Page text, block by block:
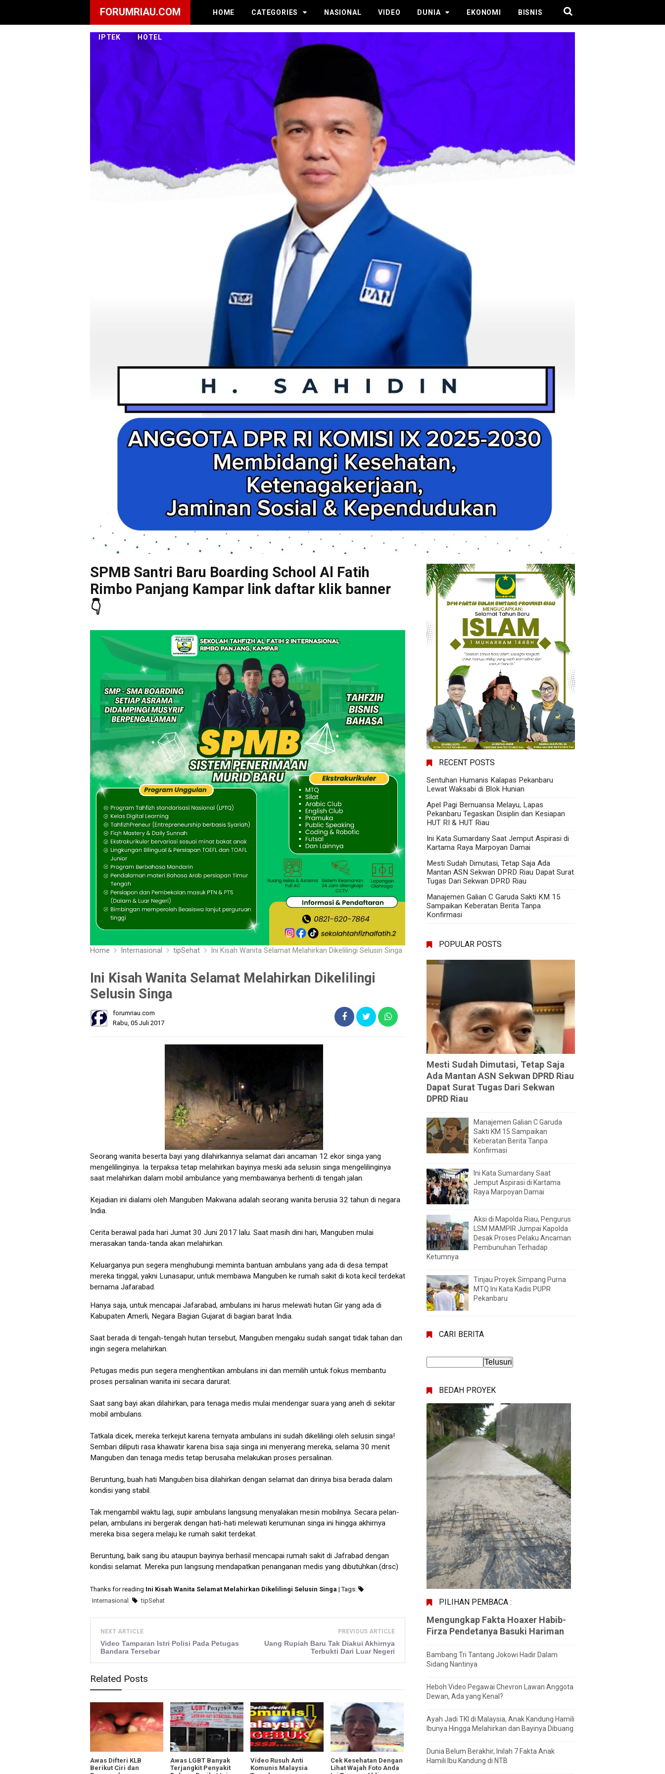
FORUMRIAU.COM HOME CATEGORIES NASIONAL VIDEO DUNIA EKONOMI BISNIS
IPTEK HOTEL
SPMB Santri Baru Boarding School Al Fatih
Rimbo Panjang Kampar link daftar klik banner
👇
Home Internasional tipSehat Ini Kisah Wanita Selamat Melahirkan Dikelilingi Selusin Singa
Ini Kisah Wanita Selamat Melahirkan Dikelilingi
Selusin Singa
forumriau.com
Rabu, 05 Juli 2017
Seorang wanita beserta bayi yang dilahirkannya selamat dari ancaman 12 ekor singa yang
mengelilinginya. Ia terpaksa tetap melahirkan bayinya meski ada selusin singa mengelilinginya
saat melahirkan dalam mobil ambulance yang membawanya berhenti di tengah jalan.
Kejadian ini dialami oleh Manguben Makwana adalah seorang wanita berusia 32 tahun di negara
India.
Cerita berawal pada hari Jumat 30 Juni 2017 lalu. Saat masih dini hari, Manguben mulai
merasakan tanda-tanda akan melahirkan.
Keluarganya pun segera menghubungi meminta bantuan ambulans yang ada di desa tempat
mereka tinggal, yakni Lunasapur, untuk membawa Manguben ke rumah sakit di kota kecil terdekat
bernama Jafarabad.
Hanya saja, untuk mencapai Jafarabad, ambulans ini harus melewati hutan Gir yang ada di
Kabupaten Amerli, Negara Bagian Gujarat di bagian barat India.
Saat berada di tengah-tengah hutan tersebut, Manguben mengaku sudah sangat tidak tahan dan
ingin segera melahirkan.
Petugas medis pun segera menghentikan ambulans ini dan memilih untuk fokus membantu
proses persalinan wanita ini secara darurat.
Saat sang bayi akan dilahirkan, para tenaga medis mulai mendengar suara yang aneh di sekitar
mobil ambulans.
Tatkala dicek, mereka terkejut karena ternyata ambulans ini sudah dikelilingi oleh selusin singa!
Sembari diliputi rasa khawatir karena bisa saja singa ini menyerang mereka, selama 30 menit
Manguben dan tenaga medis tetap berusaha melakukan proses persalinan.
Beruntung, buah hati Manguben bisa dilahirkan dengan selamat dan dirinya bisa berada dalam
kondisi yang stabil.
Tak mengambil waktu lagi, supir ambulans langsung menyalakan mesin mobilnya. Secara pelan-
pelan, ambulans ini bergerak dengan hati-hati melewati kerumunan singa ini hingga akhirnya
mereka bisa segera melaju ke rumah sakit terdekat.
Beruntung, baik sang ibu ataupun bayinya berhasil mencapai rumah sakit di Jafrabad dengan
kondisi selamat. Mereka pun langsung mendapatkan penanganan medis yang dibutuhkan.(drsc)
Thanks for reading Ini Kisah Wanita Selamat Melahirkan Dikelilingi Selusin Singa | Tags:
Internasional
tipSehat
NEXT ARTICLE
Video Tamparan Istri Polisi Pada Petugas
Bandara Tersebar
PREVIOUS ARTICLE
Uang Rupiah Baru Tak Diakui Akhirnya
Terbukti Dari Luar Negeri
Related Posts
Awas Difteri KLB
Berikut Ciri dan
Awas LGBT Banyak
Terjangkit Penyakit
Video Rusuh Anti
Komunis Malaysia
Cek Kesehatan Dengan
Lihat Wajah Foto Anda
RECENT POSTS
Sentuhan Humanis Kalapas Pekanbaru
Lewat Waksabi di Blok Hunian
Apel Pagi Bernuansa Melayu, Lapas
Pekanbaru Tegaskan Disiplin dan Kesiapan
HUT RI & HUT Riau
Ini Kata Sumardany Saat Jemput Aspirasi di
Kartama Raya Marpoyan Damai
Mesti Sudah Dimutasi, Tetap Saja Ada
Mantan ASN Sekwan DPRD Riau Dapat Surat
Tugas Dari Sekwan DPRD Riau
Manajemen Galian C Garuda Sakti KM 15
Sampaikan Keberatan Berita Tanpa
Konfirmasi
POPULAR POSTS
Mesti Sudah Dimutasi, Tetap Saja
Ada Mantan ASN Sekwan DPRD Riau
Dapat Surat Tugas Dari Sekwan
DPRD Riau
Manajemen Galian C Garuda
Sakti KM 15 Sampaikan
Keberatan Berita Tanpa
Konfirmasi
Ini Kata Sumardany Saat
Jemput Aspirasi di Kartama
Raya Marpoyan Damai
Aksi di Mapolda Riau, Pengurus
LSM MAMPIR Jumpai Kapolda
Desak Proses Pelaku Ancaman
Pembunuhan Terhadap
Ketumnya
Tinjau Proyek Simpang Purna
MTQ Ini Kata Kadis PUPR
Pekanbaru
CARI BERITA
BEDAH PROYEK
PILIHAN PEMBACA :
Mengungkap Fakta Hoaxer Habib-
Firza Pendetanya Basuki Hariman
Bambang Tri Tantang Jokowi Hadir Dalam
Sidang Nantinya
Heboh Video Pegawai Chevron Lawan Anggota
Dewan, Ada yang Kenal?
Ayah Jadi TKI di Malaysia, Anak Kandung Hamili
Ibunya Hingga Melahirkan dan Bayinya Dibuang
Dunia Belum Berakhir, Inilah 7 Fakta Anak
Hamili Ibu Kandung di NTB